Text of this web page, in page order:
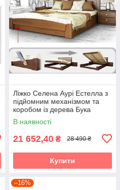
Ліжко Селена Аурі Естелла з
підйомним механізмом та
коробом із дерева Бука
В наявності
21 652,40 ₴ 28 490 ₴
Купити
–16%